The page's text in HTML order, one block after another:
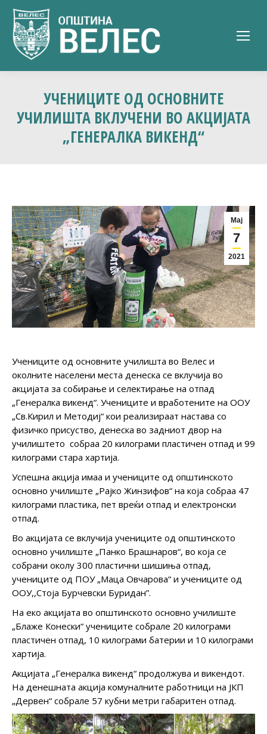
УЧЕНИЦИТЕ ОД ОСНОВНИТЕ
УЧИЛИШТА ВКЛУЧЕНИ ВО АКЦИЈАТА
„ГЕНЕРАЛКА ВИКЕНД“
Мај
7
2021
Учениците од основните училишта во Велес и
околните населени места денеска се вклучија во
акцијата за собирање и селектирање на отпад
„Генералка викенд“. Учениците и вработените на ООУ
„Св.Кирил и Методиј“ кои реализираат настава со
физичко присуство, денеска во задниот двор на
училиштето собраа 20 килограми пластичен отпад и 99
килограми стара хартија.
Успешна акција имаа и учениците од општинското
основно училиште „Рајко Жинзифов“ на која собраа 47
килограми пластика, пет вреќи отпад и електронски
отпад.
Во акцијата се вклучија учениците од општинското
основно училиште „Панко Брашнаров“, во која се
собрани околу 300 пластични шишиња отпад,
учениците од ПОУ „Маца Овчарова“ и учениците од
ООУ,,Стоја Бурчевски Буридан”.
На еко акцијата во општинското основно училиште
„Блаже Конески“ учениците собрале 20 килограми
пластичен отпад, 10 килограми батерии и 10 килограми
хартија.
Акцијата „Генералка викенд“ продолжува и викендот.
На денешната акција комуналните работници на ЈКП
„Дервен“ собрале 57 кубни метри габаритен отпад.